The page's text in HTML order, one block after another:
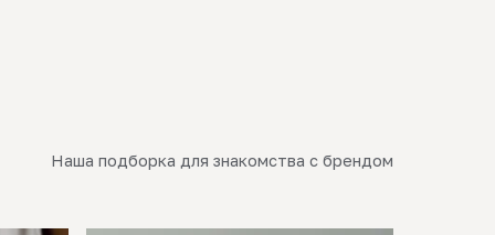
Наша подборка для знакомства с брендом